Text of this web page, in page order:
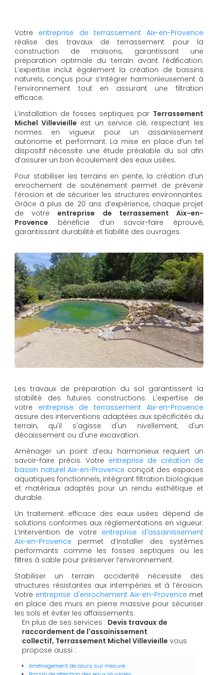
Votre entreprise de terrassement Aix-en-Provence
réalise des travaux de terrassement pour la
construction de maisons, garantissant une
préparation optimale du terrain avant l’édification.
L’expertise inclut également la création de bassins
naturels, conçus pour s’intégrer harmonieusement à
l’environnement tout en assurant une filtration
efficace.
L’installation de fosses septiques par Terrassement
Michel Villevieille est un service clé, respectant les
normes en vigueur pour un assainissement
autonome et performant. La mise en place d’un tel
dispositif nécessite une étude préalable du sol afin
d’assurer un bon écoulement des eaux usées.
Pour stabiliser les terrains en pente, la création d’un
enrochement de soutènement permet de prévenir
l’érosion et de sécuriser les structures environnantes.
Grâce à plus de 20 ans d’expérience, chaque projet
de votreentreprise de terrassement Aix-en-
Provence bénéficie d’un savoir-faire éprouvé,
garantissant durabilité et fiabilité des ouvrages.
Les travaux de préparation du sol garantissent la
stabilité des futures constructions. L'expertise de
votre entreprise de terrassement Aix-en-Provence
assure des interventions adaptées aux spécificités du
terrain, qu'il s'agisse d'un nivellement, d'un
décaissement ou d'une excavation.
Aménager un point d’eau harmonieux requiert un
savoir-faire précis. Votre entreprise de création de
bassin naturel Aix-en-Provence conçoit des espaces
aquatiques fonctionnels, intégrant filtration biologique
et matériaux adaptés pour un rendu esthétique et
durable.
Un traitement efficace des eaux usées dépend de
solutions conformes aux réglementations en vigueur.
L’intervention de votre entreprise d'assainissement
Aix-en-Provence permet d’installer des systèmes
performants comme les fosses septiques ou les
filtres à sable pour préserver l’environnement.
Stabiliser un terrain accidenté nécessite des
structures résistantes aux intempéries et à l’érosion.
Votre entreprise d'enrochement Aix-en-Provence met
en place des murs en pierre massive pour sécuriser
les sols et éviter les affaissements.
En plus de ses services : Devis travaux de
raccordement de l'assainissement
collectif, Terrassement Michel Villevieille vous
propose aussi :
Aménagement de cours sur mesure